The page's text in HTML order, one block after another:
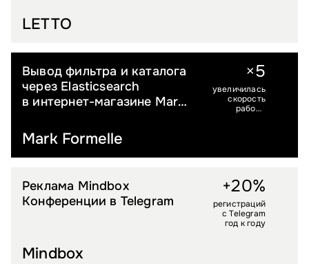
LETTO
PREMIUM FASHION
Mark Formelle
Вывод фильтра и каталога
через Elasticsearch
в интернет-магазине Mark
×5
увеличилась
скорость
работы
B2B
Mindbox
Реклама Mindbox
Конференции в Telegram
+20%
регистраций
с Telegram
год к году